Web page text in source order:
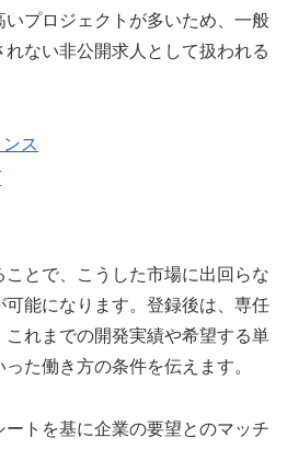
いプロジェクトが多いため、一般
ない非公開求人として扱われる
ス
とで、こうした市場に出回らな
能になります。登録後は、専任
れまでの開発実績や希望する単
た働き方の条件を伝えます。
トを基に企業の要望とのマッチ